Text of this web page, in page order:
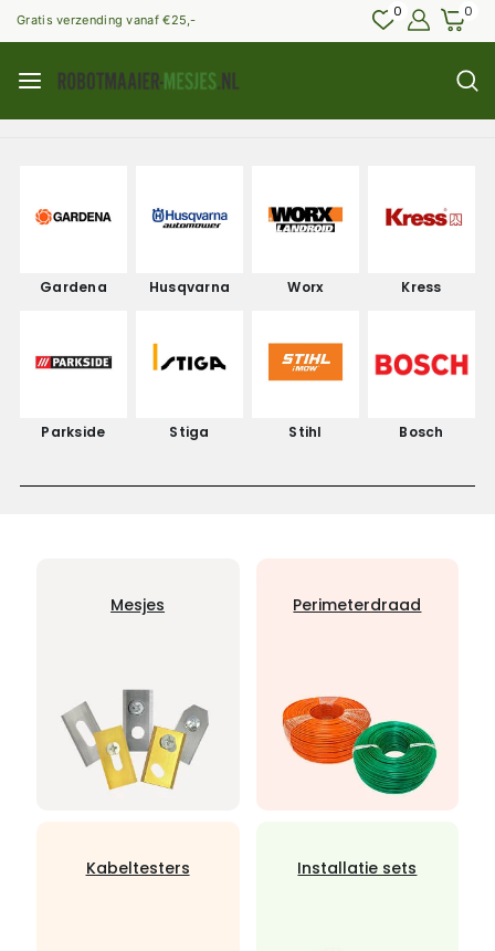
Gratis verzending vanaf €25,- 0 0
Gardena Husqvarna Worx Kress
Parkside Stiga Stihl Bosch
Mesjes Perimeterdraad
Kabeltesters Installatie sets